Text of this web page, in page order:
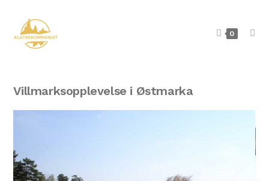
0
Villmarksopplevelse i Østmarka